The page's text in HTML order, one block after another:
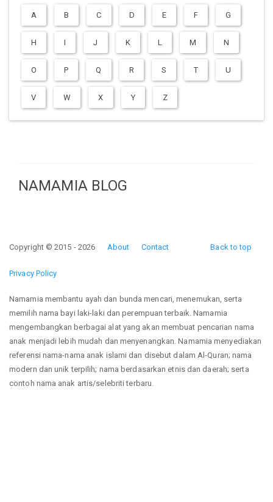
A B C D E F G
H I J K L M N
O P Q R S T U
V W X Y Z
NAMAMIA BLOG
Back to top
Copyright © 2015 - 2026 About Contact
Privacy Policy
Namamia membantu ayah dan bunda mencari, menemukan, serta
memilih nama bayi laki-laki dan perempuan terbaik. Namamia
mengembangkan berbagai alat yang akan membuat pencarian nama
anak menjadi lebih mudah dan menyenangkan. Namamia menyediakan
referensi nama-nama anak islami dan disebut dalam Al-Quran; nama
modern dan unik terpilih; nama berdasarkan etnis dan daerah; serta
contoh nama anak artis/selebriti terbaru.